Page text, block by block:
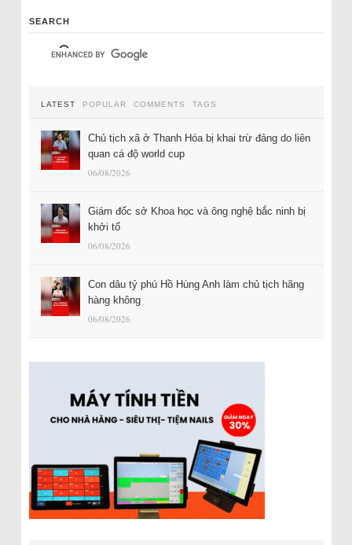
SEARCH
LATEST POPULAR COMMENTS TAGS
Chủ tịch xã ở Thanh Hóa bị khai trừ đảng do liên
quan cá độ world cup
06/08/2026
Giám đốc sở Khoa học và ông nghệ bắc ninh bị
khởi tố
06/08/2026
Con dâu tỷ phú Hồ Hùng Anh làm chủ tịch hãng
hàng không
06/08/2026